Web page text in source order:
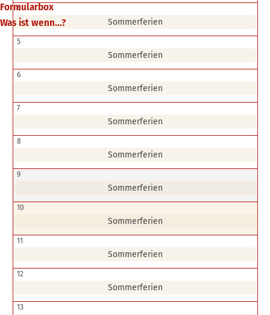
Formularbox
Was ist wenn...?
4
Sommerferien
5
Sommerferien
6
Sommerferien
7
Sommerferien
8
Sommerferien
9
Sommerferien
10
Sommerferien
11
Sommerferien
12
Sommerferien
13